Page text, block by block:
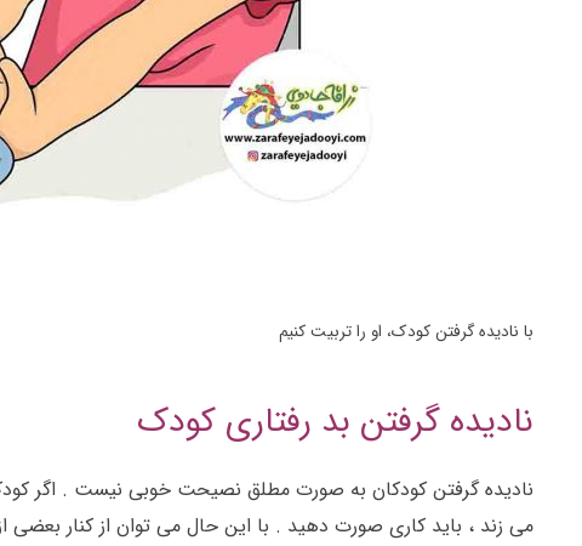
با نادیده گرفتن کودک، او را تربیت کنیم
نادیده گرفتن بد رفتاری کودک
نادیده گرفتن کودکان به صورت مطلق نصیحت خوبی نیست . اگر کودک
می زند ، باید کاری صورت دهید . با این حال می توان از کنار